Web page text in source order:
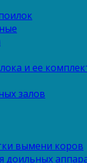
и ее
залов
вымени коров
доильных